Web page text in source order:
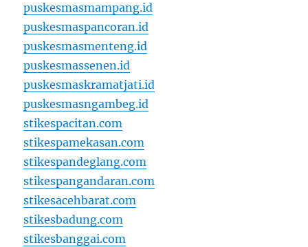
puskesmasmampang.id
puskesmaspancoran.id
puskesmasmenteng.id
puskesmassenen.id
puskesmaskramatjati.id
puskesmasngambeg.id
stikespacitan.com
stikespamekasan.com
stikespandeglang.com
stikespangandaran.com
stikesacehbarat.com
stikesbadung.com
stikesbanggai.com